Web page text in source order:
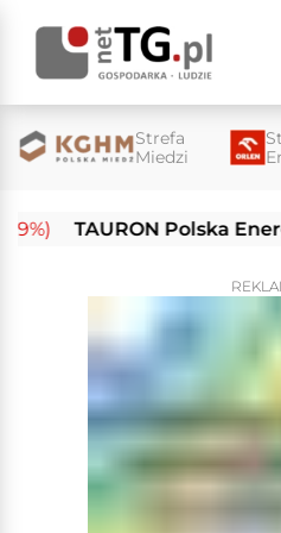
Strefa
Miedzi
TAURON Polska Energia